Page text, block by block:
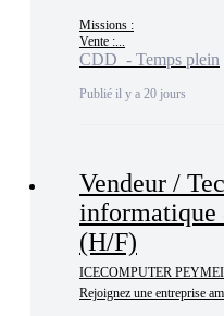
Missions :
Vente :...
CDD - Temps plein
Publié il y a 20 jours
Vendeur /
(H/F)
ICECOMPUTER
Rejoignez une entreprise